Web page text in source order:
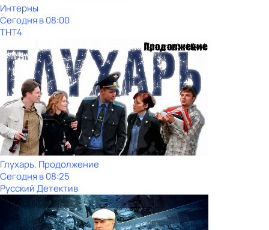
Интерны
Сегодня в 08:00
ТНТ4
Глухарь. Продолжение
Сегодня в 08:25
Русский Детектив